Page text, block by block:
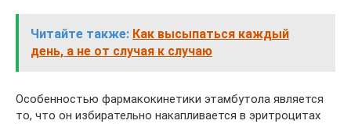
Читайте также: Как высыпаться каждый
день, а не от случая к случаю
Особенностью фармакокинетики этамбутола является
то, что он избирательно накапливается в эритроцитах